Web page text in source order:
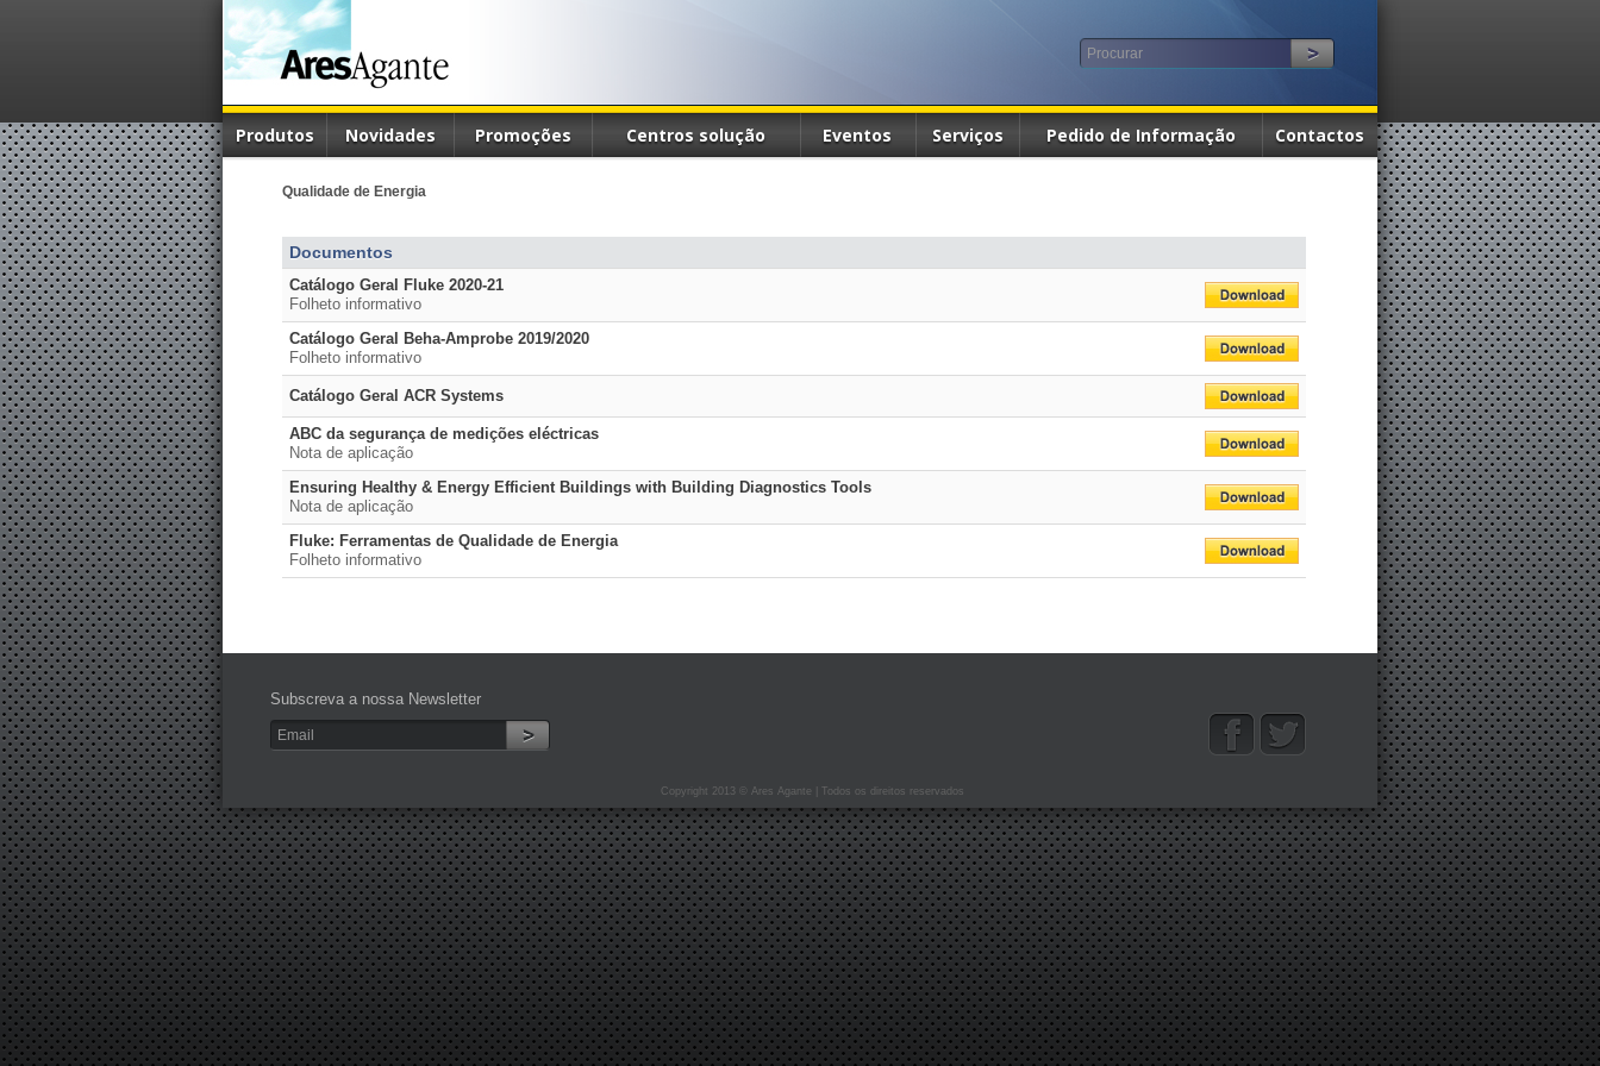
Produtos Novidades Promoções Centros solução Eventos Serviços Pedido de Informação Contactos
Qualidade de Energia
Documentos
Catálogo Geral Fluke 2020-21
Folheto informativo
Catálogo Geral Beha-Amprobe 2019/2020
Folheto informativo
Catálogo Geral ACR Systems
ABC da segurança de medições eléctricas
Nota de aplicação
Ensuring Healthy & Energy Efficient Buildings with Building Diagnostics Tools
Nota de aplicação
Fluke: Ferramentas de Qualidade de Energia
Folheto informativo
Subscreva a nossa Newsletter
Copyright 2013 © Ares Agante | Todos os direitos reservados